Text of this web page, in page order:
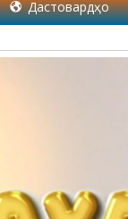
Дастовардҳо